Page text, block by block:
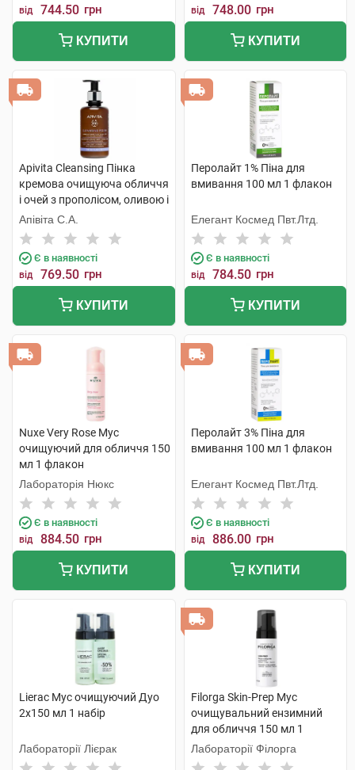
від 744.50 грн
КУПИТИ
від 748.00 грн
КУПИТИ
Apivita Cleansing Пінка
кремова очищуюча обличчя
і очей з прополісом, оливою і
лавандою 200 мл 1 флакон
Апівіта С.А.
Є в наявності
від 769.50 грн
КУПИТИ
Перолайт 1% Піна для
вмивання 100 мл 1 флакон
Елегант Космед Пвт.Лтд.
Є в наявності
від 784.50 грн
КУПИТИ
Nuxe Very Rose Мус
очищуючий для обличчя 150
мл 1 флакон
Лабораторія Нюкс
Є в наявності
від 884.50 грн
КУПИТИ
Перолайт 3% Піна для
вмивання 100 мл 1 флакон
Елегант Космед Пвт.Лтд.
Є в наявності
від 886.00 грн
КУПИТИ
Lierac Мус очищуючий Дуо
2х150 мл 1 набір
Лабораторії Лієрак
Filorga Skin-Prep Мус
очищувальний ензимний
для обличчя 150 мл 1
флакон
Лабораторії Філорга